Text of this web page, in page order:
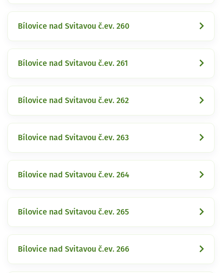
Bílovice nad Svitavou č.ev. 260
Bílovice nad Svitavou č.ev. 261
Bílovice nad Svitavou č.ev. 262
Bílovice nad Svitavou č.ev. 263
Bílovice nad Svitavou č.ev. 264
Bílovice nad Svitavou č.ev. 265
Bílovice nad Svitavou č.ev. 266